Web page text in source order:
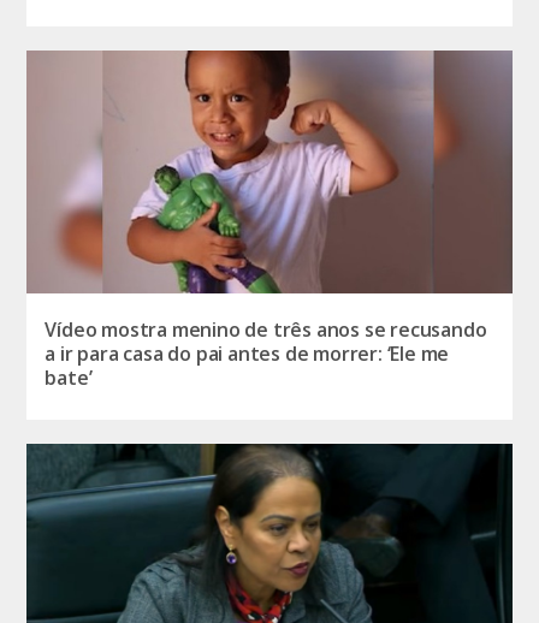
Vídeo mostra menino de três anos se recusando
a ir para casa do pai antes de morrer: ‘Ele me
bate’